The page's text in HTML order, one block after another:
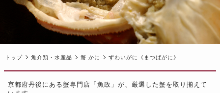
トップ 魚介類・水産品 蟹 かに ずわいがに《まつばがに》
京都府丹後にある蟹専門店「魚政」が、厳選した蟹を取り揃えて